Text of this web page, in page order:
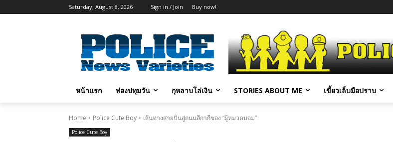
Saturday, August 8, 2026 Sign in / Join Buy now!
หน้าแรก ท่องปทุมวัน กุหลาบโล่เงิน STORIES ABOUT ME เขี้ยวเล็บมือปราบ
Home Police Cute Boy เส้นทางสายปั่นสู่ถนนสีกากีของ “ผู้หมวดบอม”
Police Cute Boy